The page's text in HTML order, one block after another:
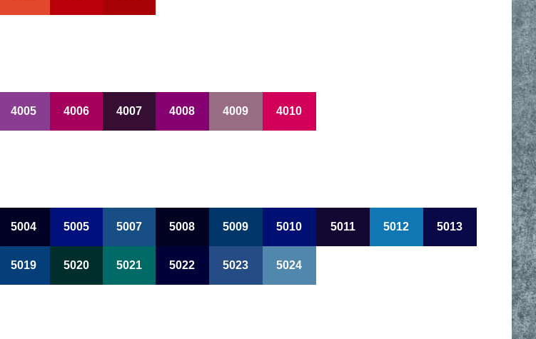
4005 4006 4007 4008 4009 4010
5004 5005 5007 5008 5009 5010 5011 5012 5013
5019 5020 5021 5022 5023 5024